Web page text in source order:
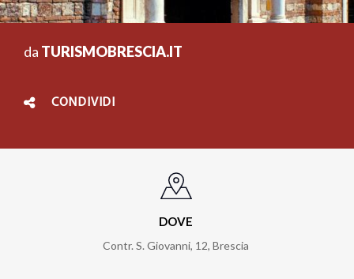
da TURISMOBRESCIA.IT
CONDIVIDI
DOVE
Contr. S. Giovanni, 12, Brescia